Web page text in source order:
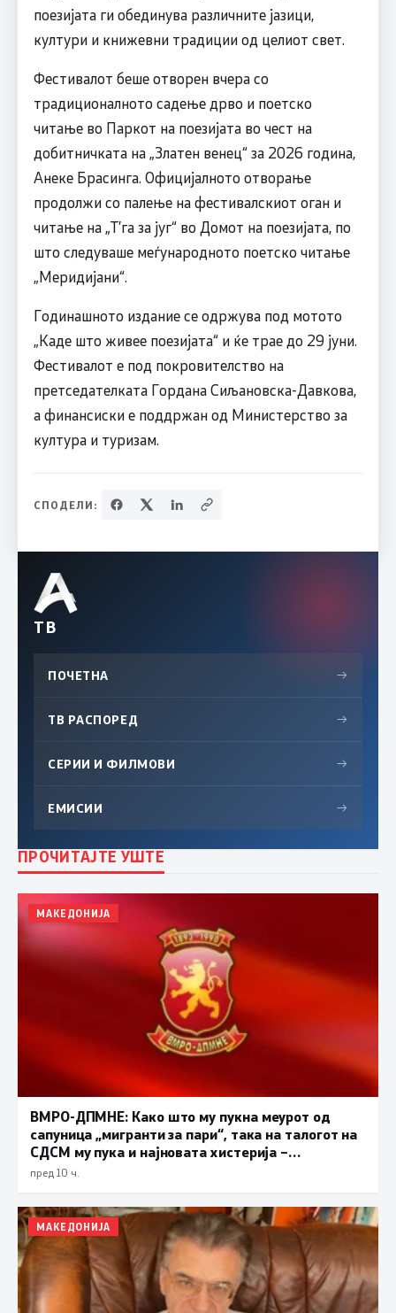
поезијата ги обединува различните јазици,
култури и книжевни традиции од целиот свет.
Фестивалот беше отворен вчера со
традиционалното садење дрво и поетско
читање во Паркот на поезијата во чест на
добитничката на „Златен венец“ за 2026 година,
Анеке Брасинга. Официјалното отворање
продолжи со палење на фестивалскиот оган и
читање на „Т’га за југ“ во Домот на поезијата, по
што следуваше меѓународното поетско читање
„Меридијани“.
Годинашното издание се одржува под мотото
„Каде што живее поезијата“ и ќе трае до 29 јуни.
Фестивалот е под покровителство на
претседателката Гордана Сиљановска-Давкова,
а финансиски е поддржан од Министерство за
култура и туризам.
СПОДЕЛИ:
ТВ
ПОЧЕТНА →
ТВ РАСПОРЕД →
СЕРИИ И ФИЛМОВИ →
ЕМИСИИ →
ПРОЧИТАЈТЕ УШТЕ
МАКЕДОНИЈА
ВМРО-ДПМНЕ: Како што му пукна меурот од
сапуница „мигранти за пари“, така на талогот на
СДСМ му пука и најновата хистерија –
прифаќање на француски предлог
пред 10 ч.
МАКЕДОНИЈА